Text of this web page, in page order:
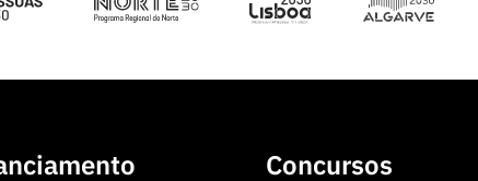
Concursos